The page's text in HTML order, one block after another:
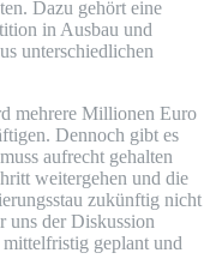
Dazu gehört eine
in Ausbau und
unterschiedlichen
mehrere Millionen Euro
Dennoch gibt es
aufrecht gehalten
weitergehen und die
zukünftig nicht
uns der Diskussion
geplant und